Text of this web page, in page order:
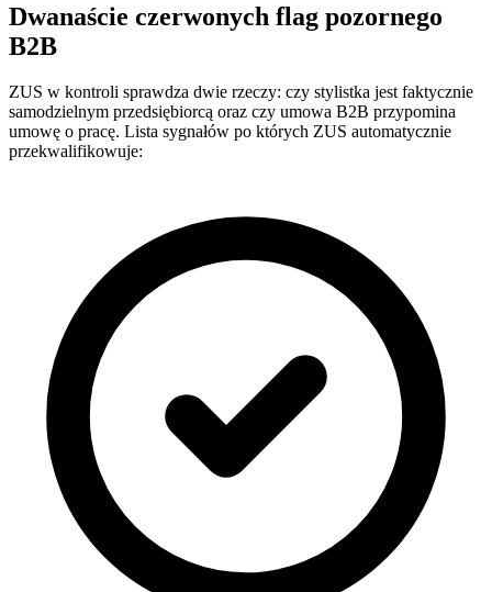
Dwanaście czerwonych flag pozornego
B2B
ZUS w kontroli sprawdza dwie rzeczy: czy stylistka jest faktycznie
samodzielnym przedsiębiorcą oraz czy umowa B2B przypomina
umowę o pracę. Lista sygnałów po których ZUS automatycznie
przekwalifikowuje: